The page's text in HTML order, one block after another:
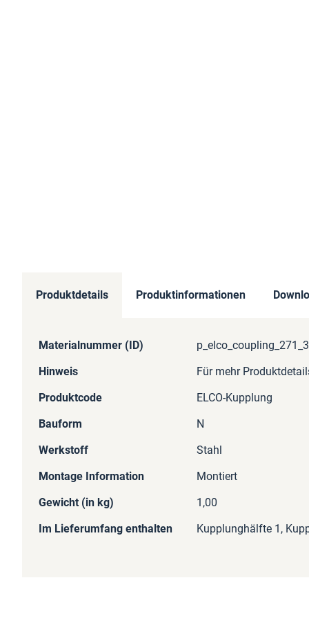
Produktdetails
Mehr
Materialnummer (ID)
Hinweis
Für mehr
Produktcode
ELCO-Kupplung
Bauform
N
Werkstoff
Stahl
Montage Information
Montiert
Gewicht (in kg)
1,00
Im Lieferumfang enthalten
Kupplunghälfte 1,
Produktinformationen